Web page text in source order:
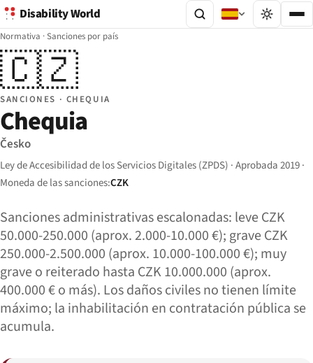
Disability World
Normativa ·Sanciones por país
🇨🇿
SANCIONES · CHEQUIA
Chequia
Česko
Ley de Accesibilidad de los Servicios Digitales (ZPDS) · Aprobada 2019 ·
Moneda de las sanciones:CZK
Sanciones administrativas escalonadas: leve CZK
50.000-250.000 (aprox. 2.000-10.000 €); grave CZK
250.000-2.500.000 (aprox. 10.000-100.000 €); muy
grave o reiterado hasta CZK 10.000.000 (aprox.
400.000 € o más). Los daños civiles no tienen límite
máximo; la inhabilitación en contratación pública se
acumula.